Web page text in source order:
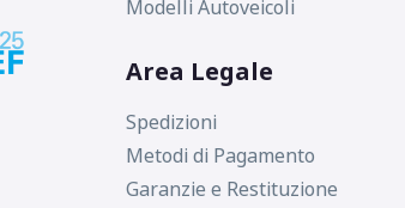
Modelli Autoveicoli
Area Legale
Spedizioni
Metodi di Pagamento
Garanzie e Restituzione